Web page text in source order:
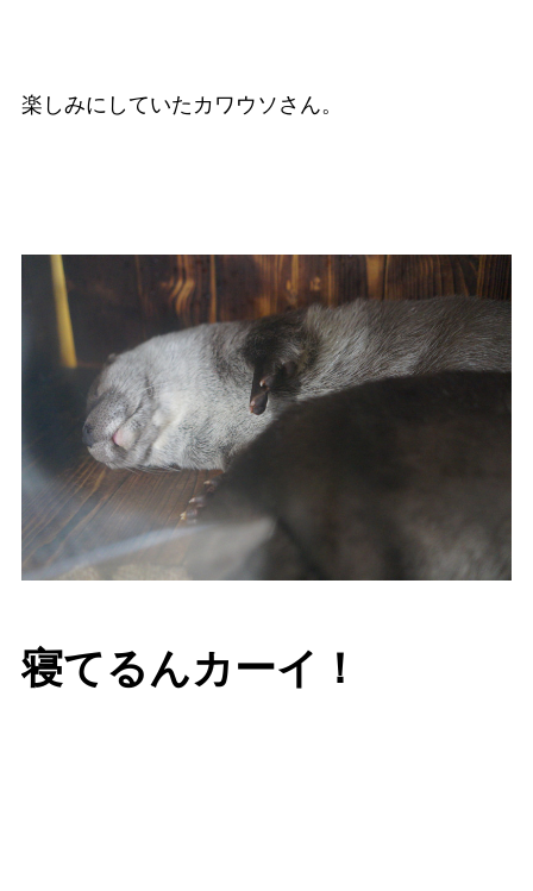
楽しみにしていたカワウソさん。
寝てるんカーイ！